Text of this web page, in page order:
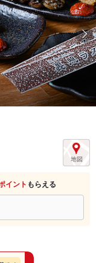
イント もらえる